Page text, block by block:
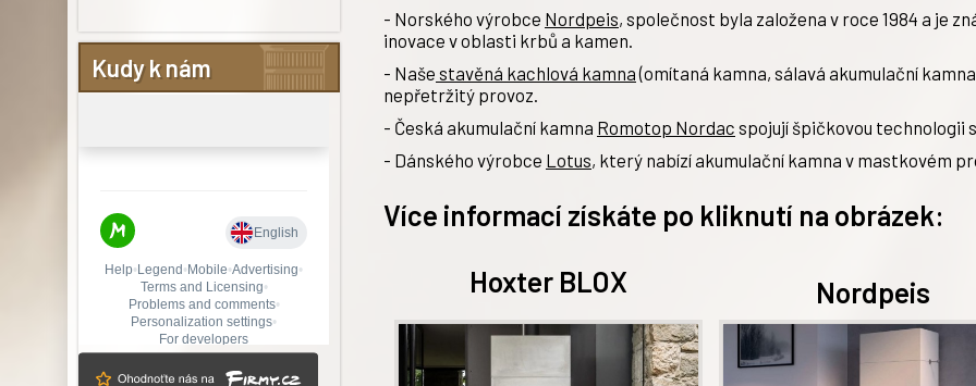
Kudy k nám
- Norského výrobce Nordpeis, společnost byla založena v roce 1984 a je
inovace v oblasti krbů a kamen.
- Naše stavěná kachlová kamna(omítaná kamna, sálavá akumulační
nepřetržitý provoz.
- Česká akumulační kamna Romotop Nordac spojují špičkovou technologii
- Dánského výrobce Lotus, který nabízí akumulační kamna v mastkovém
Více informací získáte po kliknutí na obrázek:
Hoxter BLOX
Nordpeis